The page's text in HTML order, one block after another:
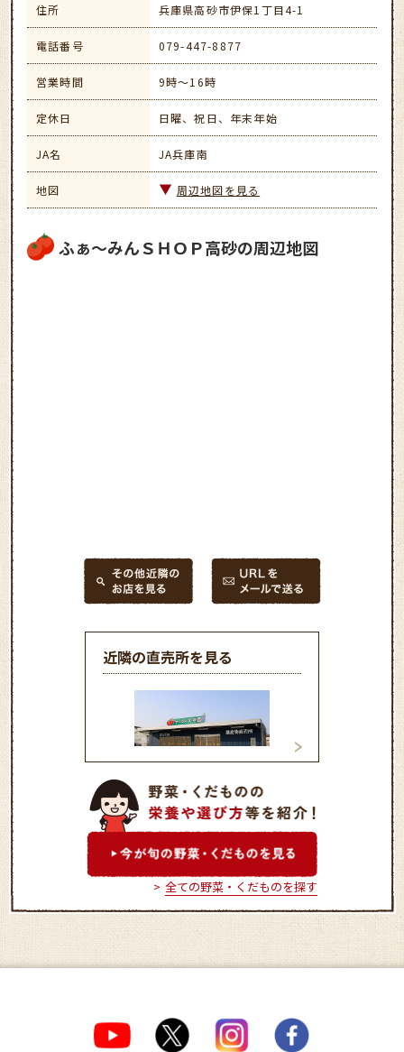
住所 兵庫県高砂市伊保1丁目4-1
電話番号 079-447-8877
営業時間 9時～16時
定休日 日曜、祝日、年末年始
JA名 JA兵庫南
地図 周辺地図を見る
ふぁ～みんＳＨＯＰ高砂の周辺地図
近隣の直売所を見る
ファーマーズ平岡 ファーマーズ野口
全ての野菜・くだものを探す